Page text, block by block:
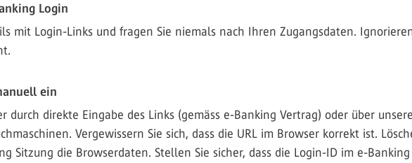
Login
mit Login-Links und fragen Sie niemals nach Ihren Zugangsdaten.
ein
durch direkte Eingabe des Links (gemäss e-Banking Vertrag) oder über unsere
Vergewissern Sie sich, dass die URL im Browser korrekt ist.
Sitzung die Browserdaten. Stellen Sie sicher, dass die Login-ID im e-